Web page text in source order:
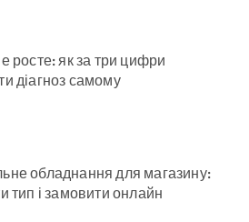
росте: як за три цифри
діагноз самому
обладнання для магазину:
тип і замовити онлайн